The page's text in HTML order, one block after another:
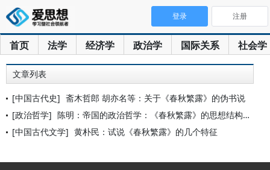
首页 法学 经济学 政治学 国际关系 社会学
登录 注册
文章列表
[中国古代史] 斋木哲郎 胡亦名等：关于《春秋繁露》的伪书说
[政治哲学] 陈明：帝国的政治哲学：《春秋繁露》的思想结构与历史意义
[中国古代文学] 黄朴民：试说《春秋繁露》的几个特征